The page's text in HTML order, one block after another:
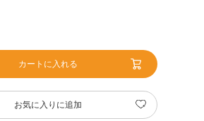
カートに入れる
お気に入りに追加